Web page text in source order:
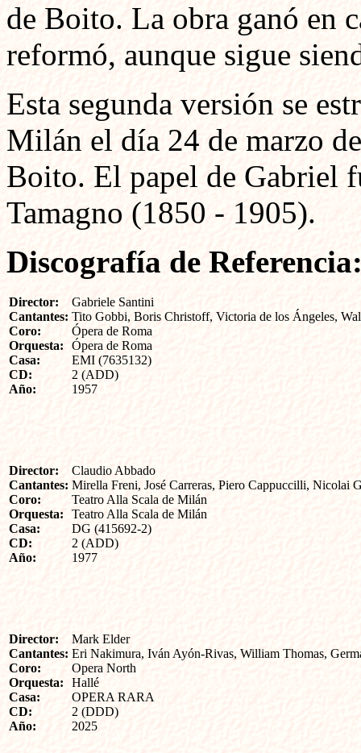
de Boito. La obra ganó en
reformó, aunque sigue
Esta segunda versión se
Milán el día 24 de marzo
Boito. El papel de Gabriel
Tamagno (1850 - 1905).
Discografía de
Director:
Cantantes:
Coro:
Orquesta:
Casa:
CD:
Año:
Gabriele Santini
Tito Gobbi, Boris Christoff, Victoria de los Ángeles,
Ópera de Roma
Ópera de Roma
EMI (7635132)
2 (ADD)
1957
Director:
Cantantes:
Coro:
Orquesta:
Casa:
CD:
Año:
Claudio Abbado
Mirella Freni, José Carreras, Piero Cappuccilli, Nicolai
Teatro Alla Scala de Milán
Teatro Alla Scala de Milán
DG (415692-2)
2 (ADD)
1977
Director:
Cantantes:
Coro:
Orquesta:
Casa:
CD:
Año:
Mark Elder
Eri Nakimura, Iván Ayón-Rivas, William Thomas,
Opera North
Hallé
OPERA RARA
2 (DDD)
2025